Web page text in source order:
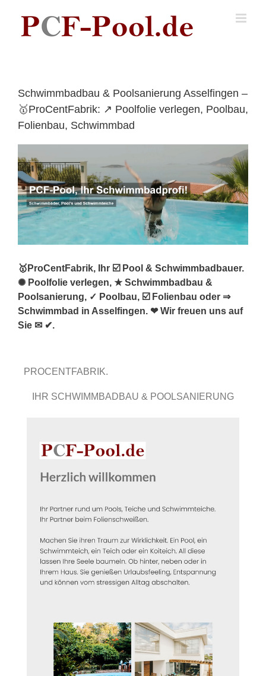
content
Schwimmbadbau & Poolsanierung Asselfingen –
🥇ProCentFabrik: ↗️ Poolfolie verlegen, Poolbau,
Folienbau, Schwimmbad
🥇ProCentFabrik, Ihr ☑️ Pool & Schwimmbadbauer.
✺ Poolfolie verlegen, ★ Schwimmbadbau &
Poolsanierung, ✓ Poolbau, ☑️ Folienbau oder ⇒
Schwimmbad in Asselfingen. ❤ Wir freuen uns auf
Sie ✉ ✔.
PROCENTFABRIK.
IHR SCHWIMMBADBAU & POOLSANIERUNG